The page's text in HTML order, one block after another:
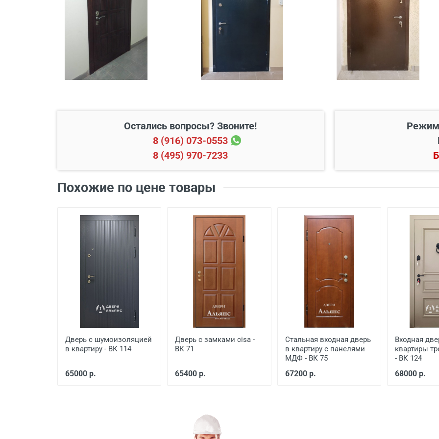
200 руб./этаж
Наименование вида работ
Установка входной двери в готовый проем
Заделка швов монтажной пеной от 650
Расширение проема
от 1000
Остались вопросы? Звоните!
8 (916) 073-0553
8 (495) 970-7233
Похожие по цене товары
Дверь с шумоизоляцией
в квартиру - ВК 114
65000 р.
Дверь с замками cisa -
ВК 71
65400 р.
Стальная входная дверь
в квартиру с панелями
МДФ - ВК 75
67200 р.
Входная
квартиры
- ВК 124
68000 р.